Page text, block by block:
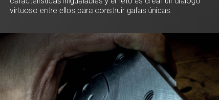
virtuoso entre ellos para construir gafas únicas.